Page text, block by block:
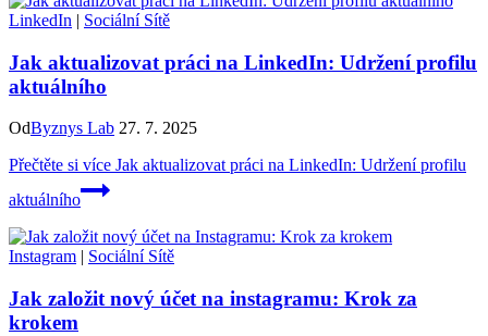
LinkedIn | Sociální Sítě
Jak aktualizovat práci na LinkedIn: Udržení profilu
aktuálního
OdByznys Lab 27. 7. 2025
Přečtěte si více Jak aktualizovat práci na LinkedIn: Udržení profilu
aktuálního
Instagram | Sociální Sítě
Jak založit nový účet na instagramu: Krok za
krokem